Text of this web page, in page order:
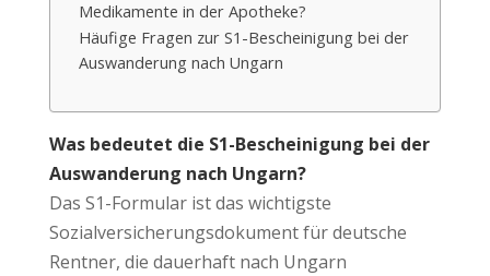
Medikamente in der Apotheke?
Häufige Fragen zur S1-Bescheinigung bei der
Auswanderung nach Ungarn
Was bedeutet die S1-Bescheinigung bei der
Auswanderung nach Ungarn?
Das S1-Formular ist das wichtigste
Sozialversicherungsdokument für deutsche
Rentner, die dauerhaft nach Ungarn